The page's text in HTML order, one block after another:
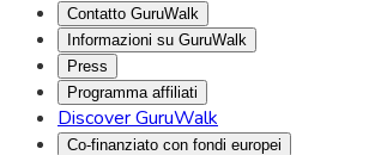
Contatto GuruWalk
Informazioni su GuruWalk
Press
Programma affiliati
Discover GuruWalk
Co-finanziato con fondi europei